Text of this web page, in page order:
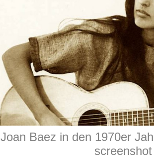
Joan Baez in den 1970er
screenshot